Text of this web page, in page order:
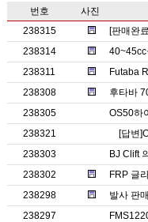
번호
사진
238315
[판매완
238314
40~45cc
238311
Futaba
238308
후타바
238305
OS50하
238321
[답변
238303
BJ Clift
238302
FRP 글
238298
발사 판
238297